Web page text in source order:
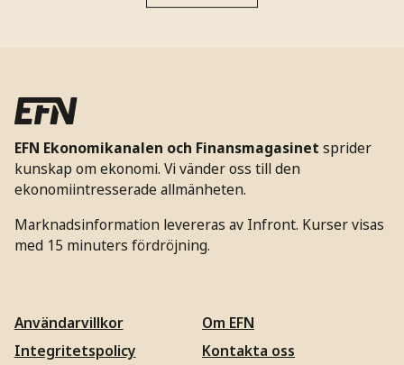
EFN Ekonomikanalen och Finansmagasinet sprider
kunskap om ekonomi. Vi vänder oss till den
ekonomiintresserade allmänheten.
Marknadsinformation levereras av Infront. Kurser visas
med 15 minuters fördröjning.
Användarvillkor
Integritetspolicy
Om EFN
Kontakta oss